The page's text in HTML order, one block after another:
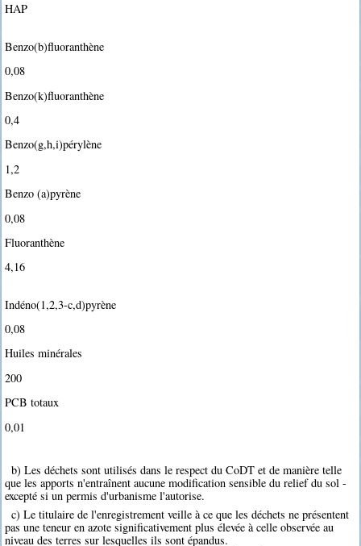
HAP
Benzo(b)fluoranthène
0,08
Benzo(k)fluoranthène
0,4
Benzo(g,h,i)pérylène
1,2
Benzo (a)pyrène
0,08
Fluoranthène
4,16
Indéno(1,2,3-c,d)pyrène
0,08
Huiles minérales
200
PCB totaux
0,01
b) Les déchets sont utilisés dans le respect du CoDT et de manière telle
que les apports n'entraînent aucune modification sensible du relief du sol -
excepté si un permis d'urbanisme l'autorise.
c) Le titulaire de l'enregistrement veille à ce que les déchets ne présentent
pas une teneur en azote significativement plus élevée à celle observée au
niveau des terres sur lesquelles ils sont épandus.